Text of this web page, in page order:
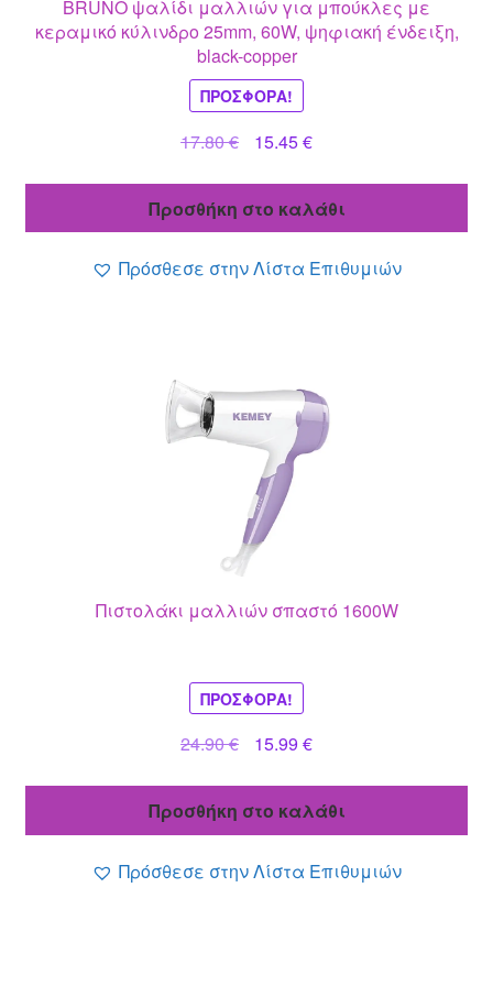
BRUNO ψαλίδι μαλλιών για μπούκλες με
κεραμικό κύλινδρο 25mm, 60W, ψηφιακή ένδειξη,
black-copper
ΠΡΟΣΦΟΡΆ!
17.80€
Original
17.80 €.
15.45€Η
είναι:
Προσθήκη στο καλάθι
Πρόσθεσε στην Λίστα Επιθυμιών
Πιστολάκι μαλλιών σπαστό 1600W
ΠΡΟΣΦΟΡΆ!
24.90€
Original
24.90 €.
15.99 €Η
είναι:
Προσθήκη στο καλάθι
Πρόσθεσε στην Λίστα Επιθυμιών